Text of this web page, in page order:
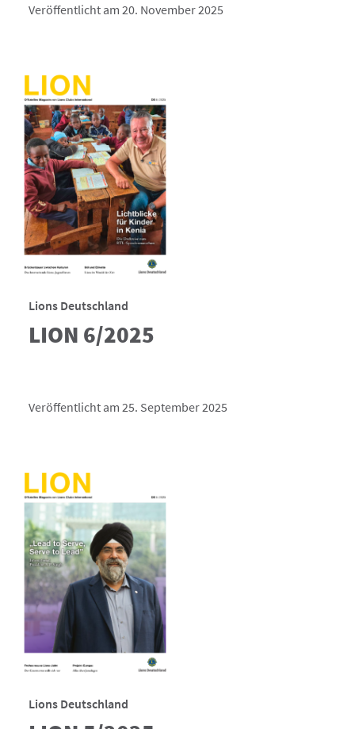
Veröffentlicht am 20. November 2025
Lions Deutschland
LION 6/2025
Veröffentlicht am 25. September 2025
Lions Deutschland